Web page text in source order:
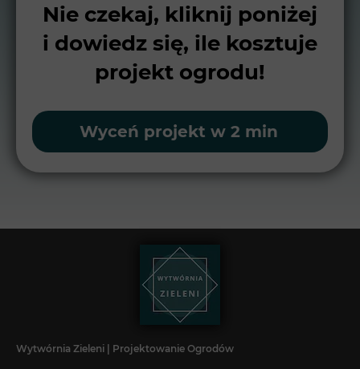
Nie czekaj, kliknij poniżej
i dowiedz się, ile kosztuje
projekt ogrodu!
Wyceń projekt w 2 min
Wytwórnia Zieleni | Projektowanie Ogrodów